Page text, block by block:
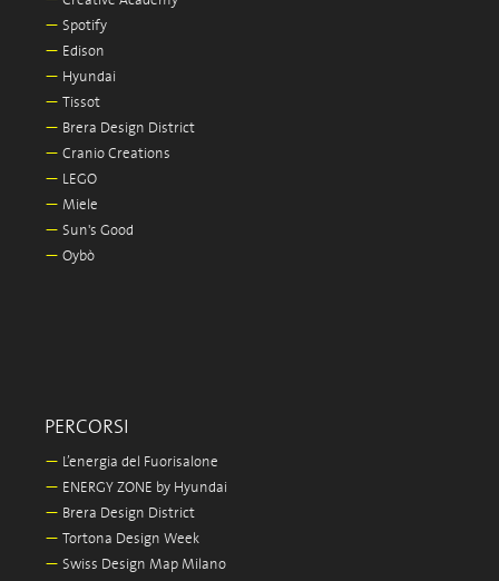
— Spotify
— Edison
— Hyundai
— Tissot
— Brera Design District
— Cranio Creations
— LEGO
— Miele
— Sun's Good
— Oybò
PERCORSI
— L’energia del Fuorisalone
— ENERGY ZONE by Hyundai
— Brera Design District
— Tortona Design Week
— Swiss Design Map Milano